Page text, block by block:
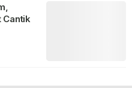
Cantik